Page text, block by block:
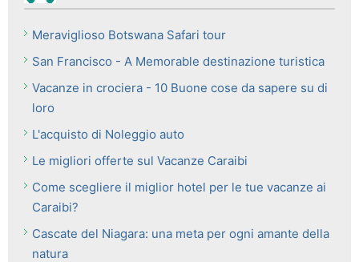
Meraviglioso Botswana Safari tour
San Francisco - A Memorable destinazione turistica
Vacanze in crociera - 10 Buone cose da sapere su di
loro
L'acquisto di Noleggio auto
Le migliori offerte sul Vacanze Caraibi
Come scegliere il miglior hotel per le tue vacanze ai
Caraibi?
Cascate del Niagara: una meta per ogni amante della
natura